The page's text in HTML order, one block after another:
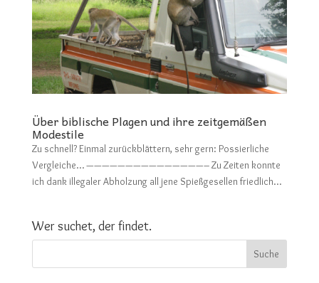
Über biblische Plagen und ihre zeitgemäßen
Modestile
Zu schnell? Einmal zurückblättern, sehr gern: Possierliche
Vergleiche… ———————————————– Zu Zeiten konnte
ich dank illegaler Abholzung all jene Spießgesellen friedlich...
Wer suchet, der findet.